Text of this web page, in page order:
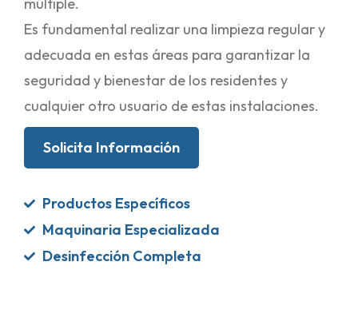
Es fundamental realizar una limpieza regular y
adecuada en estas áreas para garantizar la
seguridad y bienestar de los residentes y
cualquier otro usuario de estas instalaciones.
Solicita Información
Productos Específicos
Maquinaria Especializada
Desinfección Completa